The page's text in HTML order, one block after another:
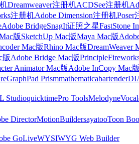
Dreamweaver注册机ACDSee注册机
注册机Adobe Dimension注册机Poser
Adobe BridgeSnagIt证照之星FastStone
版SketchUp Mac版Maya Mac版
Mac版Rhino Mac版DreamWeaver
版Adobe Bridge Mac版Principle
Animator Mac版Adobe InCopy Mac版
GraphPad Prismmathematicabartender
StudioquicktimePro ToolsMelodyne
DirectorMotionBuildersayatooToon
GoLiveWYSIWYG Web Builder